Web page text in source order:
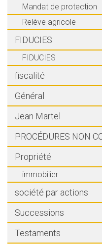
Mandat de protection
Relève agricole
FIDUCIES
FIDUCIES
fiscalité
Général
Jean Martel
PROCÉDURES NON
Propriété
immobilier
société par actions
Successions
Testaments